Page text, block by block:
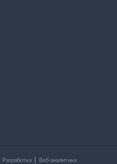
Разработка Веб-аналитика